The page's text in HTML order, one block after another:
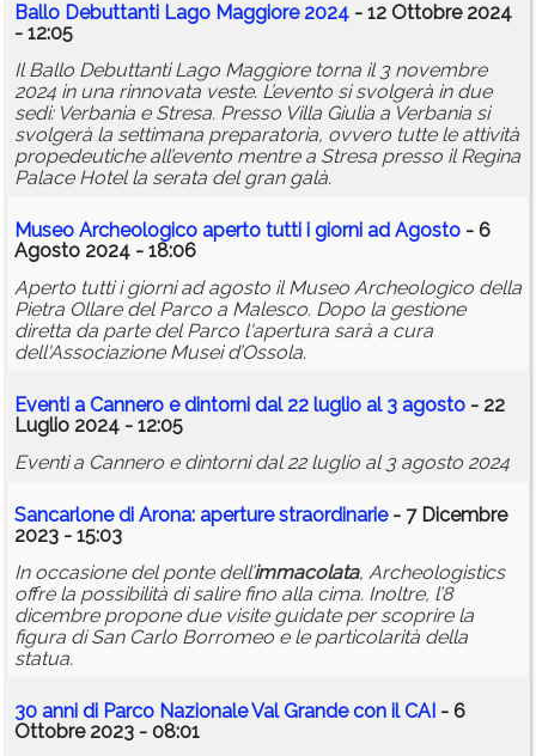
Ballo Debuttanti Lago Maggiore 2024 - 12 Ottobre 2024
- 12:05
Il Ballo Debuttanti Lago Maggiore torna il 3 novembre
2024 in una rinnovata veste. L’evento si svolgerà in due
sedi: Verbania e Stresa. Presso Villa Giulia a Verbania si
svolgerà la settimana preparatoria, ovvero tutte le attività
propedeutiche all’evento mentre a Stresa presso il Regina
Palace Hotel la serata del gran galà.
Museo Archeologico aperto tutti i giorni ad Agosto - 6
Agosto 2024 - 18:06
Aperto tutti i giorni ad agosto il Museo Archeologico della
Pietra Ollare del Parco a Malesco. Dopo la gestione
diretta da parte del Parco l'apertura sarà a cura
dell'Associazione Musei d’Ossola.
Eventi a Cannero e dintorni dal 22 luglio al 3 agosto - 22
Luglio 2024 - 12:05
Eventi a Cannero e dintorni dal 22 luglio al 3 agosto 2024
Sancarlone di Arona: aperture straordinarie- 7 Dicembre
2023 - 15:03
In occasione del ponte dell’immacolata, Archeologistics
offre la possibilità di salire fino alla cima. Inoltre, l’8
dicembre propone due visite guidate per scoprire la
figura di San Carlo Borromeo e le particolarità della
statua.
30 anni di Parco Nazionale Val Grande con il CAI - 6
Ottobre 2023 - 08:01